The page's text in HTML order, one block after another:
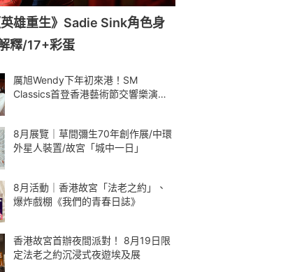
雄重生》Sadie Sink角色身
釋/17+彩蛋
厲旭Wendy下年初來港！SM
Classics首登香港藝術節交響樂演繹
8月展覽｜草間彌生70年創作展/中環
外星人裝置/故宮「城中一日」
8月活動｜香港故宮「法老之約」、
爆炸戲棚《我們的青春日誌》
香港故宮首辦夜間派對！ 8月19日限
定法老之約沉浸式夜遊埃及展